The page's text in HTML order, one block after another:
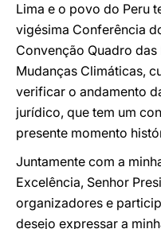
Lima e o povo do Peru
vigésima Conferência
Convenção Quadro
Mudanças Climáticas,
verificar o andamento
jurídico, que tem um
presente momento
Juntamente com a
Excelência, Senhor
organizadores e
desejo expressar a